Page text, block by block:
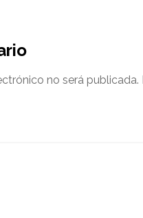
no será publicada.